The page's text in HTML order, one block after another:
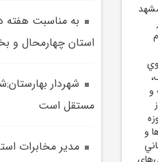
و
و
استان چهارمحال و
شهردار
مستقل است
مدير مخابرات